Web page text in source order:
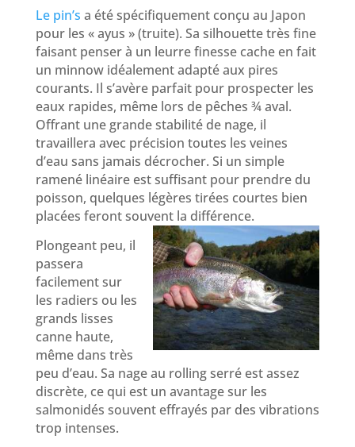
Le pin’s a été spécifiquement conçu au Japon
pour les « ayus » (truite). Sa silhouette très fine
faisant penser à un leurre finesse cache en fait
un minnow idéalement adapté aux pires
courants. Il s’avère parfait pour prospecter les
eaux rapides, même lors de pêches ¾ aval.
Offrant une grande stabilité de nage, il
travaillera avec précision toutes les veines
d’eau sans jamais décrocher. Si un simple
ramené linéaire est suffisant pour prendre du
poisson, quelques légères tirées courtes bien
placées feront souvent la différence.
Plongeant peu, il
passera
facilement sur
les radiers ou les
grands lisses
canne haute,
même dans très
peu d’eau. Sa nage au rolling serré est assez
discrète, ce qui est un avantage sur les
salmonidés souvent effrayés par des vibrations
trop intenses.